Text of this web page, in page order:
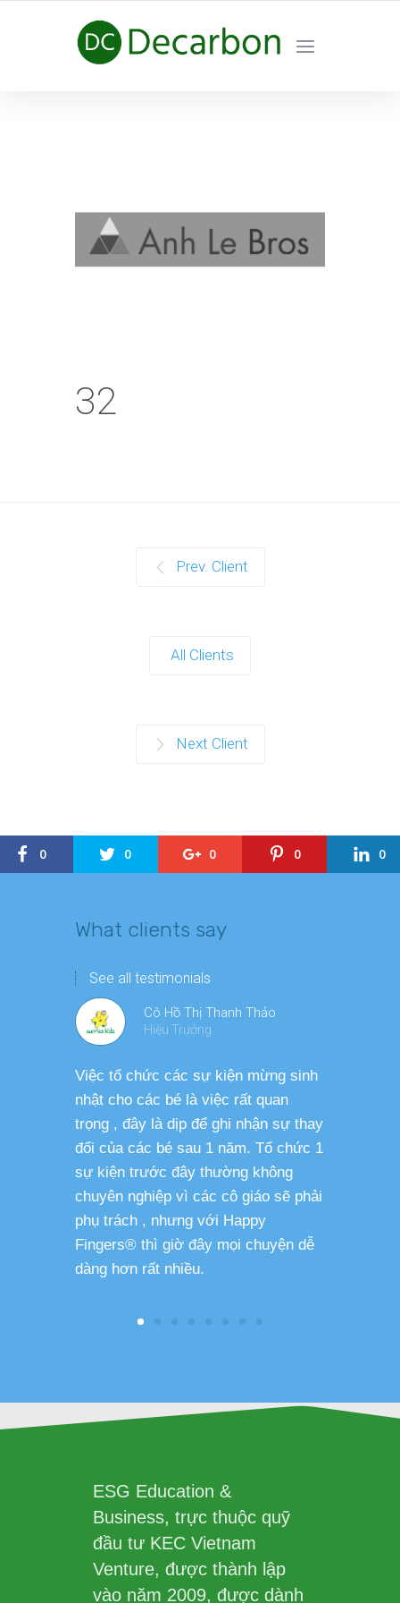
32
Prev. Client
All Clients
Next Client
0 0 0 0 0
What clients say
See all testimonials
Cô Hồ Thị Thanh Thảo
Hiệu Trưởng
Việc tổ chức các sự kiện mừng sinh
nhật cho các bé là việc rất quan
trọng , đây là dịp để ghi nhận sự thay
đổi của các bé sau 1 năm. Tổ chức 1
sự kiện trước đây thường không
chuyên nghiệp vì các cô giáo sẽ phải
phụ trách , nhưng với Happy
Fingers® thì giờ đây mọi chuyện dễ
dàng hơn rất nhiều.
ESG Education &
Business, trực thuộc quỹ
đầu tư KEC Vietnam
Venture, được thành lập
vào năm 2009, được dành